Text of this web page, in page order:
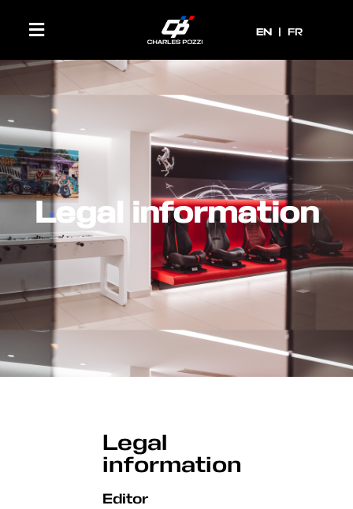
EN
EN FR
Legal information
Legal
information
Editor